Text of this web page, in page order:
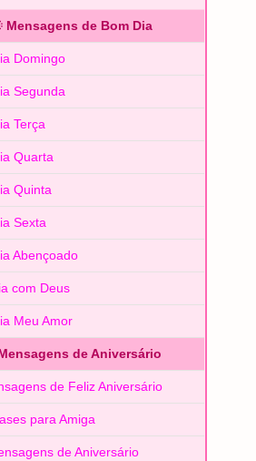
Mensagens de Bom Dia
Domingo
Segunda
Terça
Quarta
Quinta
Sexta
Abençoado
com Deus
Meu Amor
de Aniversário
de Feliz Aniversário
para Amiga
de Aniversário